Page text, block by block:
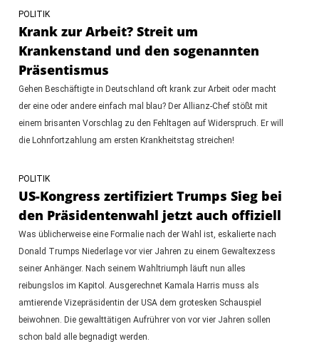
POLITIK
Krank zur Arbeit? Streit um
Krankenstand und den sogenannten
Präsentismus
Gehen Beschäftigte in Deutschland oft krank zur Arbeit oder macht
der eine oder andere einfach mal blau? Der Allianz-Chef stößt mit
einem brisanten Vorschlag zu den Fehltagen auf Widerspruch. Er will
die Lohnfortzahlung am ersten Krankheitstag streichen!
POLITIK
US-Kongress zertifiziert Trumps Sieg bei
den Präsidentenwahl jetzt auch offiziell
Was üblicherweise eine Formalie nach der Wahl ist, eskalierte nach
Donald Trumps Niederlage vor vier Jahren zu einem Gewaltexzess
seiner Anhänger. Nach seinem Wahltriumph läuft nun alles
reibungslos im Kapitol. Ausgerechnet Kamala Harris muss als
amtierende Vizepräsidentin der USA dem grotesken Schauspiel
beiwohnen. Die gewalttätigen Aufrührer von vor vier Jahren sollen
schon bald alle begnadigt werden.